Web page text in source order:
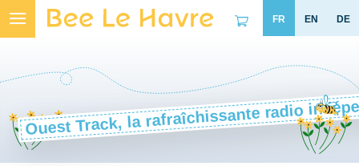
Ouest Track, la rafraîchissante radio